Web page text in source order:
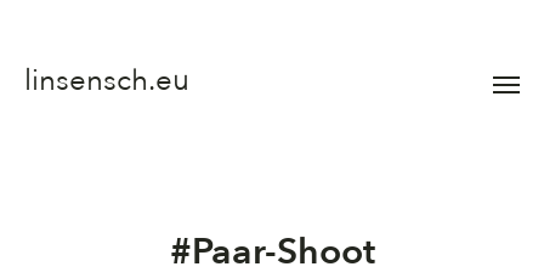
linsensch.eu
Menü
#Paar-Shoot